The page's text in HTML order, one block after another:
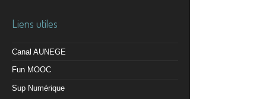
Liens utiles
Canal AUNEGE
Fun MOOC
Sup Numérique